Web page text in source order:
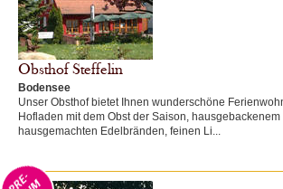
Obsthof Steffelin
Bodensee
Unser Obsthof bietet Ihnen wunderschöne
Hofladen mit dem Obst der Saison,
hausgemachten Edelbränden, feinen Li...